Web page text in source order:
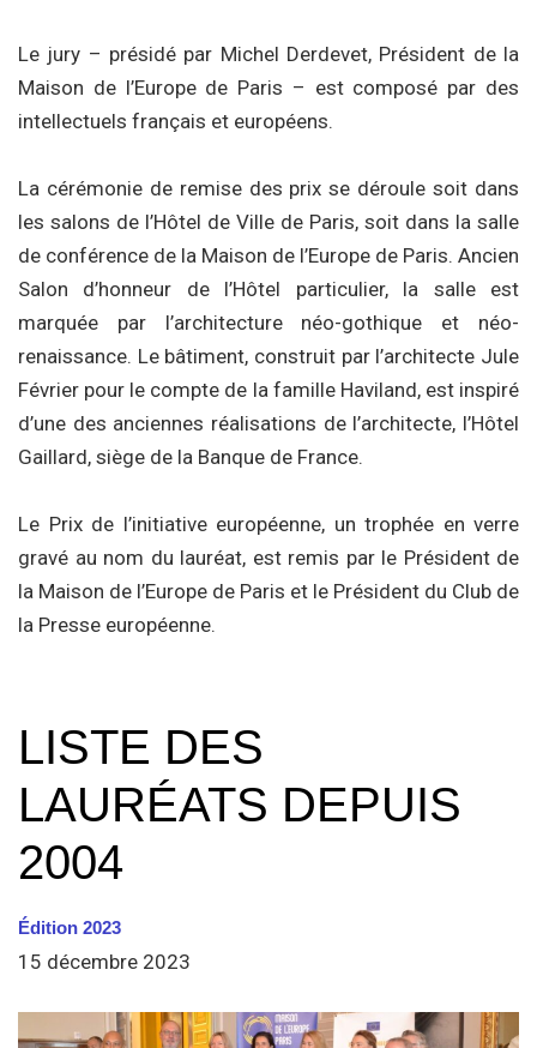
Le jury – présidé par Michel Derdevet, Président de la
Maison de l’Europe de Paris – est composé par des
intellectuels français et européens.
La cérémonie de remise des prix se déroule soit dans
les salons de l’Hôtel de Ville de Paris, soit dans la salle
de conférence de la Maison de l’Europe de Paris. Ancien
Salon d’honneur de l’Hôtel particulier, la salle est
marquée par l’architecture néo-gothique et néo-
renaissance. Le bâtiment, construit par l’architecte Jule
Février pour le compte de la famille Haviland, est inspiré
d’une des anciennes réalisations de l’architecte, l’Hôtel
Gaillard, siège de la Banque de France.
Le Prix de l’initiative européenne, un trophée en verre
gravé au nom du lauréat, est remis par le Président de
la Maison de l’Europe de Paris et le Président du Club de
la Presse européenne.
LISTE DES
LAURÉATS DEPUIS
2004
Édition 2023
15 décembre 2023